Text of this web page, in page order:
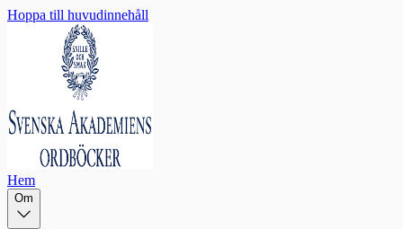
Hoppa till huvudinnehåll
Hem
Om